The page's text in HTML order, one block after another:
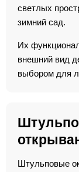
светлых
зимний сад.
Их
внешний вид
выбором для
Штульповые